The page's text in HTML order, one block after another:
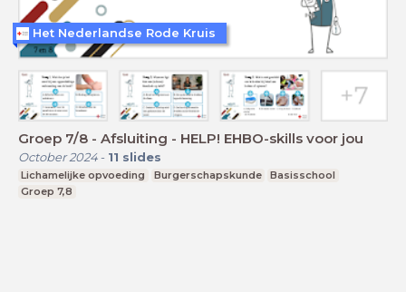
Groep 7/8 - Afsluiting - HELP! EHBO-skills voor jou
October 2024- 11 slides
Lichamelijke opvoeding Burgerschapskunde
Basisschool
Groep 7,8
Het Nederlandse Rode Kruis